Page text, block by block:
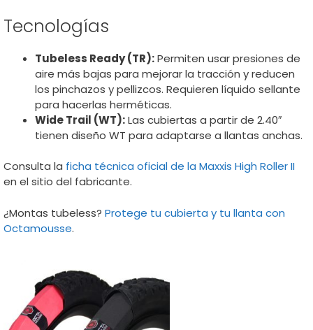
Tecnologías
Tubeless Ready (TR):Permiten usar presiones de
aire más bajas para mejorar la tracción y reducen
los pinchazos y pellizcos. Requieren líquido sellante
para hacerlas herméticas.
Wide Trail (WT):Las cubiertas a partir de 2.40″
tienen diseño WT para adaptarse a llantas anchas.
Consulta la ficha técnica oficial de la Maxxis High Roller II
en el sitio del fabricante.
¿Montas tubeless? Protege tu cubierta y tu llanta con
Octamousse.